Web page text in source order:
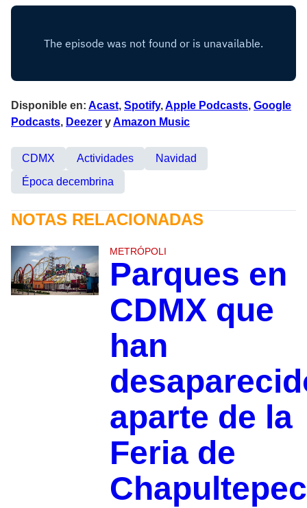
Disponible en: Acast, Spotify,Apple Podcasts, Google
Podcasts, Deezer yAmazon Music
CDMX Actividades
Navidad
Época decembrina
NOTAS RELACIONADAS
METRÓPOLI
Parques en
CDMX que
han
aparte de la
Feria de
Chapultepec